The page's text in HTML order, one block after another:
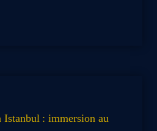
Istanbul : immersion au